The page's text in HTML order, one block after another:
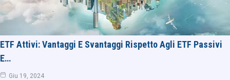
ETF Attivi: Vantaggi E Svantaggi Rispetto Agli ETF Passivi
E…
Giu 19, 2024